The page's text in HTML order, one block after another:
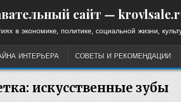
сайт —
в экономике, политике, социальной жизни,
ИНТЕРЬЕРА СОВЕТЫ И РЕКОМЕНДАЦИИ
искусственные зубы